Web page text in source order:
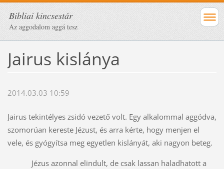
Bibliai kincsestár
Az aggodalom aggá tesz
Jairus kislánya
2014.03.03 10:59
Jairus tekintélyes zsidó vezető volt. Egy alkalommal aggódva,
szomorúan kereste Jézust, és arra kérte, hogy menjen el
vele, és gyógyítsa meg egyetlen kislányát, aki nagyon beteg.
Jézus azonnal elindult, de csak lassan haladhatott a